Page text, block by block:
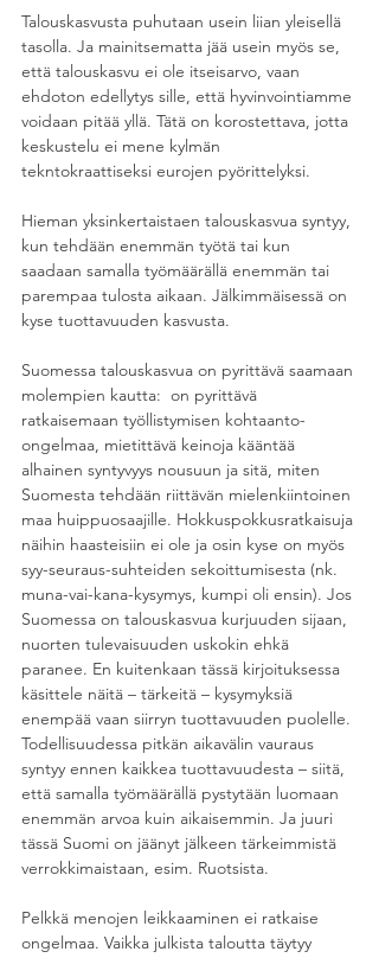
Talouskasvusta puhutaan usein liian yleisellä
tasolla. Ja mainitsematta jää usein myös se,
että talouskasvu ei ole itseisarvo, vaan
ehdoton edellytys sille, että hyvinvointiamme
voidaan pitää yllä. Tätä on korostettava, jotta
keskustelu ei mene kylmän
tekntokraattiseksi eurojen pyörittelyksi.
Hieman yksinkertaistaen talouskasvua syntyy,
kun tehdään enemmän työtä tai kun
saadaan samalla työmäärällä enemmän tai
parempaa tulosta aikaan. Jälkimmäisessä on
kyse tuottavuuden kasvusta.
Suomessa talouskasvua on pyrittävä saamaan
molempien kautta:  on pyrittävä
ratkaisemaan työllistymisen kohtaanto-
ongelmaa, mietittävä keinoja kääntää
alhainen syntyvyys nousuun ja sitä, miten
Suomesta tehdään riittävän mielenkiintoinen
maa huippuosaajille. Hokkuspokkusratkaisuja
näihin haasteisiin ei ole ja osin kyse on myös
syy-seuraus-suhteiden sekoittumisesta (nk.
muna-vai-kana-kysymys, kumpi oli ensin). Jos
Suomessa on talouskasvua kurjuuden sijaan,
nuorten tulevaisuuden uskokin ehkä
paranee. En kuitenkaan tässä kirjoituksessa
käsittele näitä – tärkeitä – kysymyksiä
enempää vaan siirryn tuottavuuden puolelle.
Todellisuudessa pitkän aikavälin vauraus
syntyy ennen kaikkea tuottavuudesta – siitä,
että samalla työmäärällä pystytään luomaan
enemmän arvoa kuin aikaisemmin. Ja juuri
tässä Suomi on jäänyt jälkeen tärkeimmistä
verrokkimaistaan, esim. Ruotsista.
Pelkkä menojen leikkaaminen ei ratkaise
ongelmaa. Vaikka julkista taloutta täytyy